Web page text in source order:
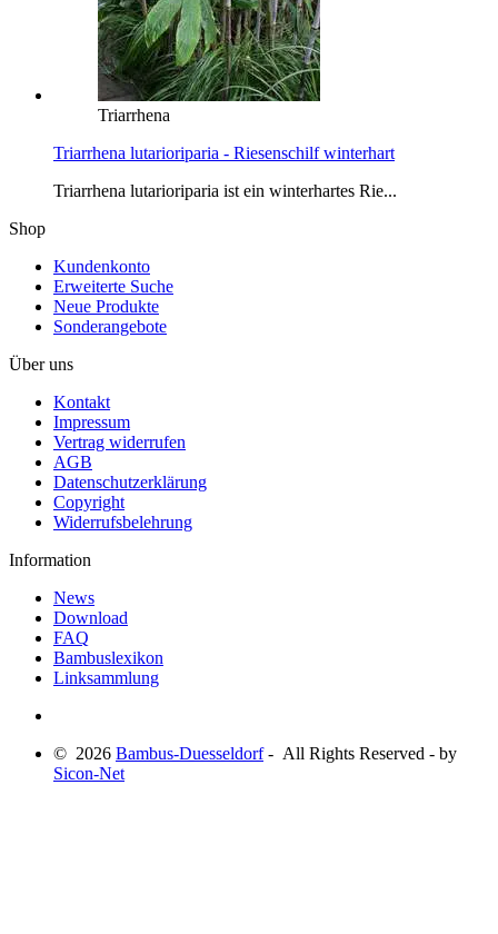
Triarrhena
Triarrhena lutarioriparia - Riesenschilf winterhart
Triarrhena lutarioriparia ist ein winterhartes Rie...
Shop
Kundenkonto
Erweiterte Suche
Neue Produkte
Sonderangebote
Über uns
Kontakt
Impressum
Vertrag widerrufen
AGB
Datenschutzerklärung
Copyright
Widerrufsbelehrung
Information
News
Download
FAQ
Bambuslexikon
Linksammlung
© 2026 Bambus-Duesseldorf- All Rights Reserved - by
Sicon-Net